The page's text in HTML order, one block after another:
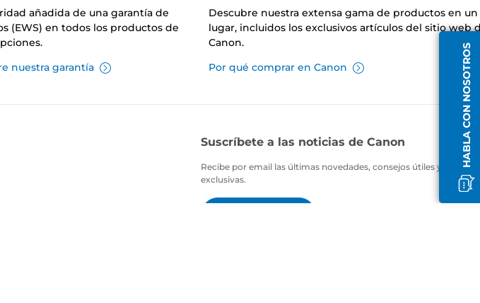
HABLA CON NOSOTROS
añadida de una garantía de
(EWS) en todos los productos de
nuestra garantía
Descubre nuestra extensa gama de productos en un
lugar, incluidos los exclusivos artículos del sitio web
Canon.
Por qué comprar en Canon
Suscríbete a las noticias de Canon
Recibe por email las últimas novedades, consejos útiles y ofertas
exclusivas.